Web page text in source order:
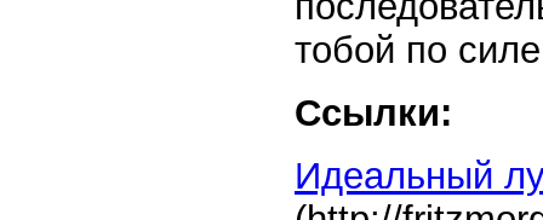
тобой по
Ссылки:
Идеальный